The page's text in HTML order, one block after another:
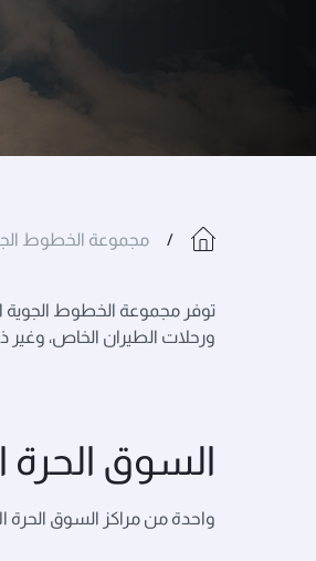
مجموعة الخطوط
توفر مجموعة الخطوط الجوية
ورحلات الطيران الخاص، وغير
السوق الحرة
واحدة من مراكز السوق الحرة